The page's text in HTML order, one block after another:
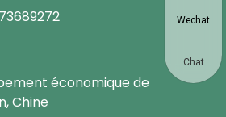
économique de
Chine
Wechat
Chat